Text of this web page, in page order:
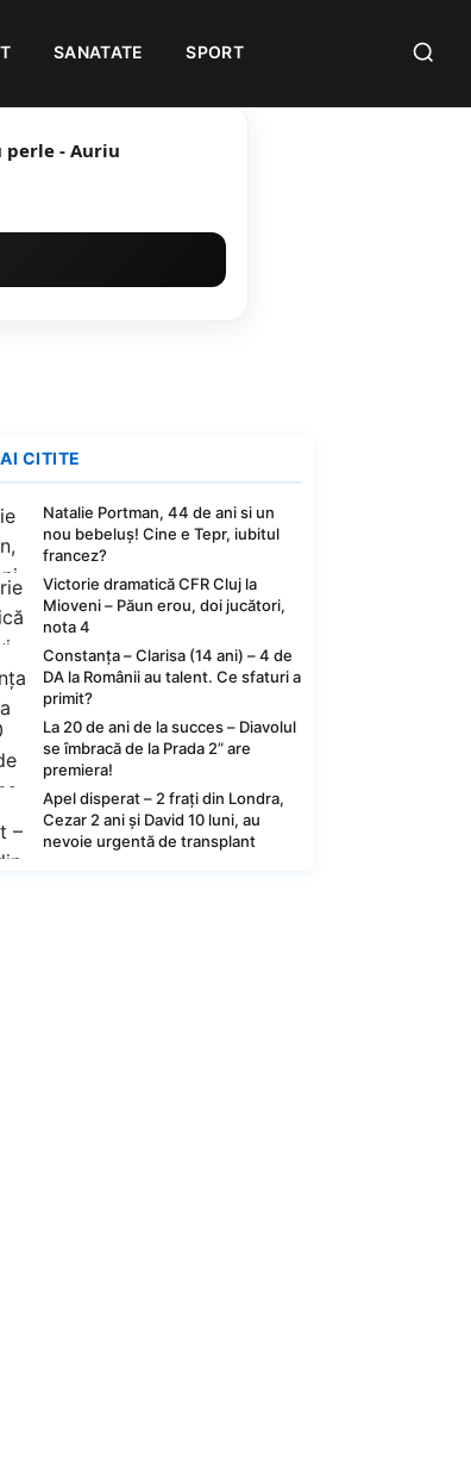
SANATATE SPORT
perle - Auriu
CITITE
Natalie Portman, 44 de ani si un
nou bebeluș! Cine e Tepr, iubitul
francez?
Victorie dramatică CFR Cluj la
Mioveni – Păun erou, doi jucători,
nota 4
Constanța – Clarisa (14 ani) – 4 de
DA la Românii au talent. Ce sfaturi a
primit?
La 20 de ani de la succes – Diavolul
se îmbracă de la Prada 2” are
premiera!
Apel disperat – 2 frați din Londra,
Cezar 2 ani și David 10 luni, au
nevoie urgentă de transplant